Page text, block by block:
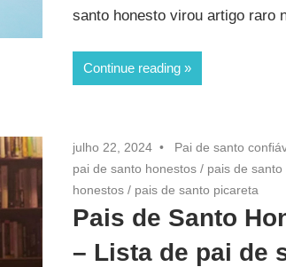
santo honesto virou artigo raro
Continue reading
julho 22, 2024 Pai de santo
pai de santo honestos / pais de santo
honestos / pais de santo picareta
Pais de Santo
– Lista de pai de